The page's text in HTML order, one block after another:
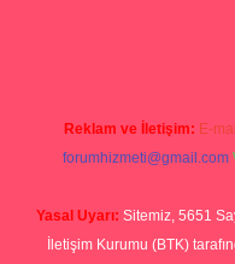
Reklam ve İletişim: E-
forumhizmeti@gmail.com
Yasal Uyarı: Sitemiz, 5651
İletişim Kurumu (BTK)